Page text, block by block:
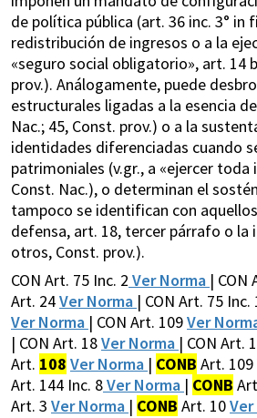
de política pública (art. 36 inc. 3°
redistribución de ingresos o a la
«seguro social obligatorio», art. 14
prov.). Análogamente, puede
estructurales ligadas a la esencia
Nac.; 45, Const. prov.) o a la
identidades diferenciadas cuando
patrimoniales (v.gr., a «ejercer
Const. Nac.), o determinan el
tampoco se identifican con
defensa, art. 18, tercer párrafo o la
otros, Const. prov.).
CON Art. 75 Inc. 2 Ver Norma | CON
Art. 24Ver Norma | CON Art. 75 Inc.
Ver Norma | CON Art. 109Ver
| CON Art. 18Ver Norma | CON Art.
Art. 108 Ver Norma | CONB Art. 109
Art. 144 Inc. 8Ver Norma | CONB
Art. 3 Ver Norma | CONB Art. 10